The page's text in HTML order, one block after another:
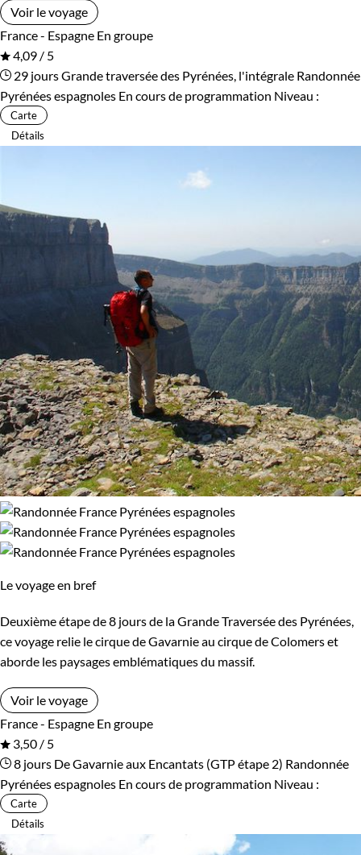
Voir le voyage
France - Espagne En groupe
4,09 / 5
29 joursGrande traversée des Pyrénées, l'intégrale Randonnée
Pyrénées espagnoles En cours de programmation Niveau :
Carte
Détails
Le voyage en bref
Deuxième étape de 8 jours de la Grande Traversée des Pyrénées,
ce voyage relie le cirque de Gavarnie au cirque de Colomers et
aborde les paysages emblématiques du massif.
Voir le voyage
France - Espagne En groupe
3,50 / 5
8 jours De Gavarnie aux Encantats (GTP étape 2) Randonnée
Pyrénées espagnoles En cours de programmation Niveau :
Carte
Détails